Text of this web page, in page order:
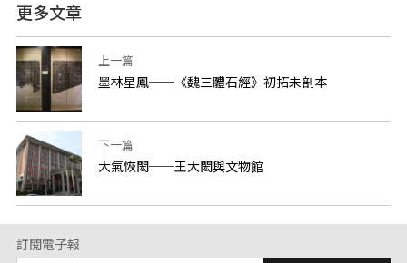
更多文章
上一篇
墨林星鳳──《魏三體石經》初拓未剖本
下一篇
大氣恢閎──王大閎與文物館
訂閱電子報